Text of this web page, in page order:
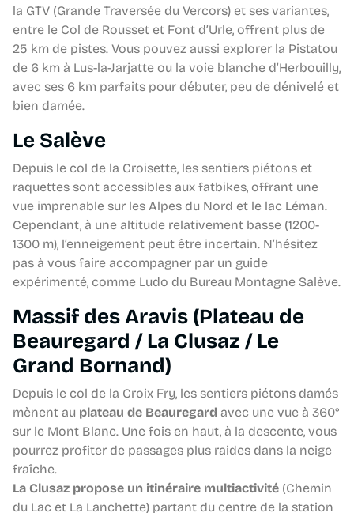
la GTV (Grande Traversée du Vercors) et ses variantes,
entre le Col de Rousset et Font d’Urle, offrent plus de
25 km de pistes. Vous pouvez aussi explorer la Pistatou
de 6 km à Lus-la-Jarjatte ou la voie blanche d’Herbouilly,
avec ses 6 km parfaits pour débuter, peu de dénivelé et
bien damée.
Le Salève
Depuis le col de la Croisette, les sentiers piétons et
raquettes sont accessibles aux fatbikes, offrant une
vue imprenable sur les Alpes du Nord et le lac Léman.
Cependant, à une altitude relativement basse (1200-
1300 m), l’enneigement peut être incertain. N’hésitez
pas à vous faire accompagner par un guide
expérimenté, comme Ludo du Bureau Montagne Salève.
Massif des Aravis (Plateau de
Beauregard / La Clusaz / Le
Grand Bornand)
Depuis le col de la Croix Fry, les sentiers piétons damés
mènent au plateau de Beauregard avec une vue à 360°
sur le Mont Blanc. Une fois en haut, à la descente, vous
pourrez profiter de passages plus raides dans la neige
fraîche.
La Clusaz propose un itinéraire multiactivité (Chemin
du Lac et La Lanchette) partant du centre de la station